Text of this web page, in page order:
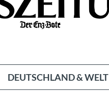
DEUTSCHLAND & WELT